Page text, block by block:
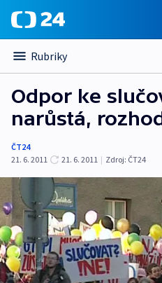
Rubriky
Odpor ke
narůstá,
ČT24
21. 6. 2011
21. 6. 2011 | Zdroj: ČT24